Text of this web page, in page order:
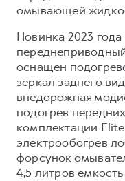
омывающей
Новинка 2023
оснащен
зеркал заднего
внедорожная
подогрев
комплектации
электрообогрев
форсунок
4,5 литров